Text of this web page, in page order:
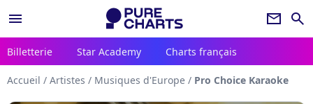
menu newsletter search
Billetterie Star Academy Charts français
Accueil / Artistes / Musiques d'Europe / Pro Choice Karaoke